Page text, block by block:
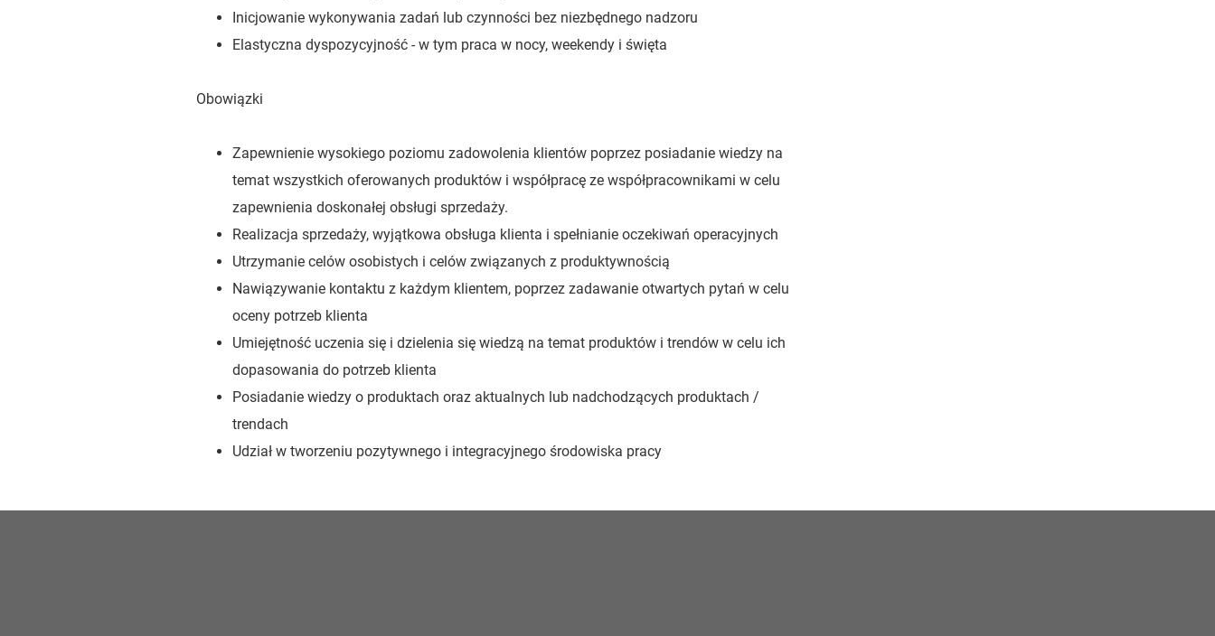
Inicjowanie wykonywania zadań lub czynności bez niezbędnego nadzoru
Elastyczna dyspozycyjność - w tym praca w nocy, weekendy i święta
Obowiązki
Zapewnienie wysokiego poziomu zadowolenia klientów poprzez posiadanie wiedzy na
temat wszystkich oferowanych produktów i współpracę ze współpracownikami w celu
zapewnienia doskonałej obsługi sprzedaży.
Realizacja sprzedaży, wyjątkowa obsługa klienta i spełnianie oczekiwań operacyjnych
Utrzymanie celów osobistych i celów związanych z produktywnością
Nawiązywanie kontaktu z każdym klientem, poprzez zadawanie otwartych pytań w celu
oceny potrzeb klienta
Umiejętność uczenia się i dzielenia się wiedzą na temat produktów i trendów w celu ich
dopasowania do potrzeb klienta
Posiadanie wiedzy o produktach oraz aktualnych lub nadchodzących produktach /
trendach
Udział w tworzeniu pozytywnego i integracyjnego środowiska pracy